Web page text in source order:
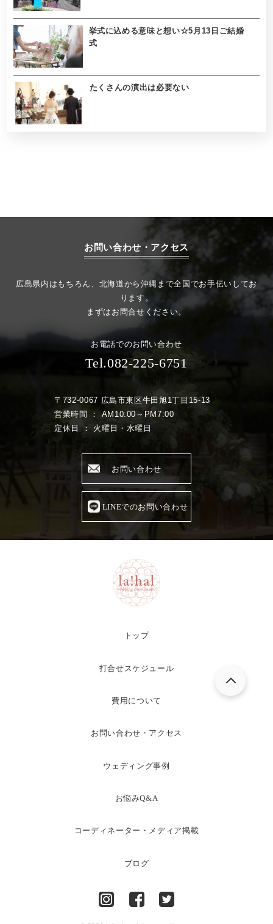
挙式に込める意味と想い☆5月13日ご結婚
式
たくさんの演出は必要ない
お問い合わせ・アクセス
広島県内はもちろん、北海道から沖縄まで全国でお手伝いしてお
ります。
まずはお問合せください。
お電話でのお問い合わせ
Tel.082-225-6751
〒732-0067 広島市東区牛田旭1丁目15-13
営業時間 ： AM10:00～PM7:00
定休日 ： 火曜日・水曜日
お問い合わせ
LINEでのお問い合わせ
トップ
打合せスケジュール
費用について
お問い合わせ・アクセス
ウェディング事例
お悩みQ&A
コーディネーター・メディア掲載
ブログ